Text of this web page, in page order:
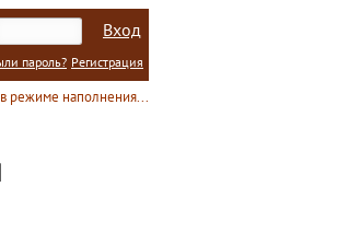
Вход
пароль? Регистрация
в режиме наполнения...